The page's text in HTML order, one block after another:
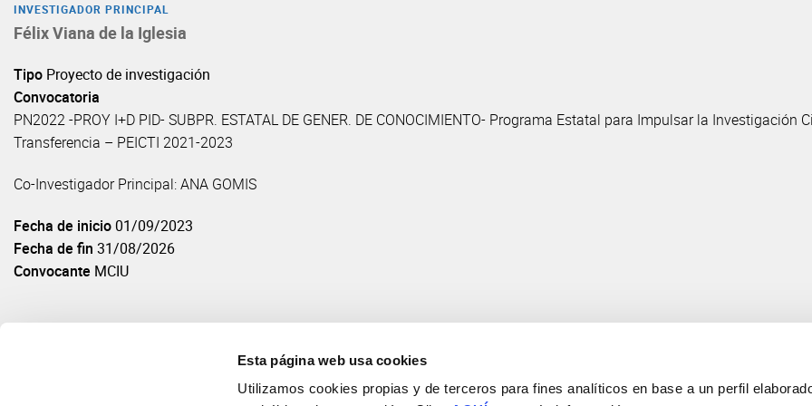
Esta página web usa cookies
Utilizamos cookies propias y de terceros para fines analíticos en base a un perfil
INVESTIGADOR PRINCIPAL
Félix Viana de la Iglesia
Tipo Proyecto de investigación
Convocatoria
PN2022 -PROY I+D PID- SUBPR. ESTATAL DE GENER. DE CONOCIMIENTO- Programa Estatal para Impulsar la Investigación
Transferencia – PEICTI 2021-2023
Co-Investigador Principal: ANA GOMIS
Fecha de inicio 01/09/2023
Fecha de fin 31/08/2026
Convocante MCIU